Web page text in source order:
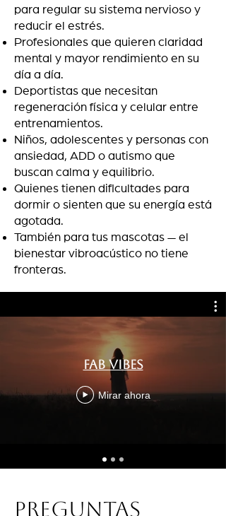
para regular su sistema nervioso y
reducir el estrés.
Profesionales que quieren claridad
mental y mayor rendimiento en su
día a día.
Deportistas que necesitan
regeneración física y celular entre
entrenamientos.
Niños, adolescentes y personas con
ansiedad, ADD o autismo que
buscan calma y equilibrio.
Quienes tienen dificultades para
dormir o sienten que su energía está
agotada.
También para tus mascotas — el
bienestar vibroacústico no tiene
fronteras.
Fab Vibes
Mirar ahora
Preguntas